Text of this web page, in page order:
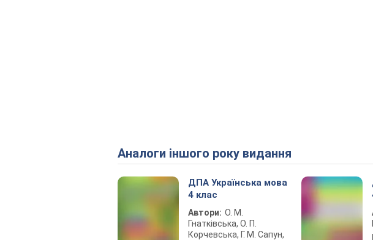
Аналоги іншого року видання
ДПА Українська мова
4 клас
Автори: О. М.
Гнатківська, О. П.
Корчевська, Г. М. Сапун,